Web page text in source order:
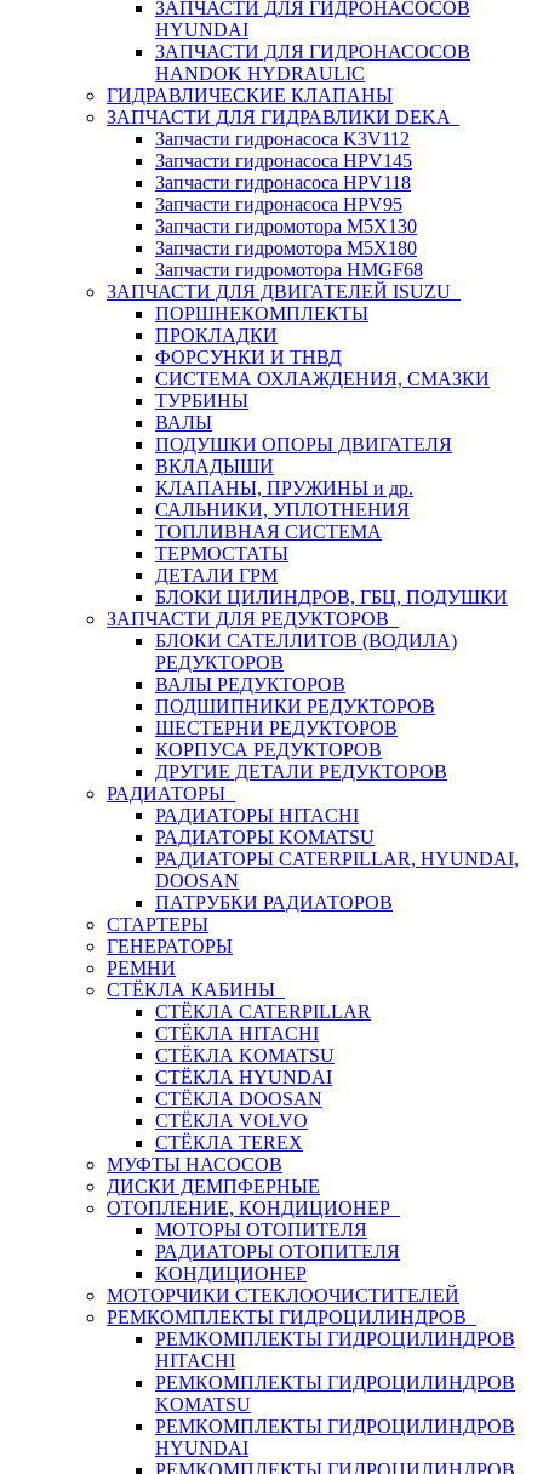
ЗАПЧАСТИ ДЛЯ ГИДРОНАСОСОВ
HYUNDAI
ЗАПЧАСТИ ДЛЯ ГИДРОНАСОСОВ
HANDOK HYDRAULIC
ГИДРАВЛИЧЕСКИЕ КЛАПАНЫ
ЗАПЧАСТИ ДЛЯ ГИДРАВЛИКИ DEKA
Запчасти гидронасоса K3V112
Запчасти гидронасоса HPV145
Запчасти гидронасоса HPV118
Запчасти гидронасоса HPV95
Запчасти гидромотора M5X130
Запчасти гидромотора M5X180
Запчасти гидромотора HMGF68
ЗАПЧАСТИ ДЛЯ ДВИГАТЕЛЕЙ ISUZU
ПОРШНЕКОМПЛЕКТЫ
ПРОКЛАДКИ
ФОРСУНКИ И ТНВД
СИСТЕМА ОХЛАЖДЕНИЯ, СМАЗКИ
ТУРБИНЫ
ВАЛЫ
ПОДУШКИ ОПОРЫ ДВИГАТЕЛЯ
ВКЛАДЫШИ
КЛАПАНЫ, ПРУЖИНЫ и др.
САЛЬНИКИ, УПЛОТНЕНИЯ
ТОПЛИВНАЯ СИСТЕМА
ТЕРМОСТАТЫ
ДЕТАЛИ ГРМ
БЛОКИ ЦИЛИНДРОВ, ГБЦ, ПОДУШКИ
ЗАПЧАСТИ ДЛЯ РЕДУКТОРОВ
БЛОКИ САТЕЛЛИТОВ (ВОДИЛА)
РЕДУКТОРОВ
ВАЛЫ РЕДУКТОРОВ
ПОДШИПНИКИ РЕДУКТОРОВ
ШЕСТЕРНИ РЕДУКТОРОВ
КОРПУСА РЕДУКТОРОВ
ДРУГИЕ ДЕТАЛИ РЕДУКТОРОВ
РАДИАТОРЫ
РАДИАТОРЫ HITACHI
РАДИАТОРЫ KOMATSU
РАДИАТОРЫ CATERPILLAR, HYUNDAI,
DOOSAN
ПАТРУБКИ РАДИАТОРОВ
СТАРТЕРЫ
ГЕНЕРАТОРЫ
РЕМНИ
СТЁКЛА КАБИНЫ
СТЁКЛА CATERPILLAR
СТЁКЛА HITACHI
СТЁКЛА KOMATSU
СТЁКЛА HYUNDAI
СТЁКЛА DOOSAN
СТЁКЛА VOLVO
СТЁКЛА TEREX
МУФТЫ НАСОСОВ
ДИСКИ ДЕМПФЕРНЫЕ
ОТОПЛЕНИЕ, КОНДИЦИОНЕР
МОТОРЫ ОТОПИТЕЛЯ
РАДИАТОРЫ ОТОПИТЕЛЯ
КОНДИЦИОНЕР
МОТОРЧИКИ СТЕКЛООЧИСТИТЕЛЕЙ
РЕМКОМПЛЕКТЫ ГИДРОЦИЛИНДРОВ
РЕМКОМПЛЕКТЫ ГИДРОЦИЛИНДРОВ
HITACHI
РЕМКОМПЛЕКТЫ ГИДРОЦИЛИНДРОВ
KOMATSU
РЕМКОМПЛЕКТЫ ГИДРОЦИЛИНДРОВ
HYUNDAI
РЕМКОМПЛЕКТЫ ГИДРОЦИЛИНДРОВ